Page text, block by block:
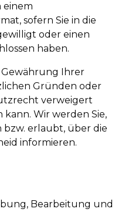
einem
sofern Sie in die
oder einen
haben.
Gewährung Ihrer
Gründen oder
verweigert
Wir werden Sie,
erlaubt, über die
informieren.
Bearbeitung und